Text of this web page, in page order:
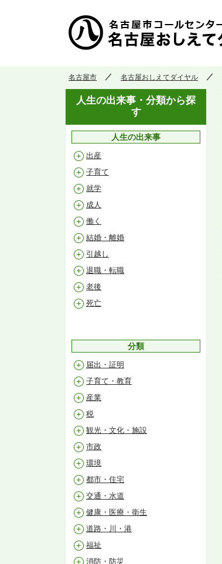
名古屋市 名古屋おしえてダイヤル
人生の出来事・分類から探
す
人生の出来事
出産
子育て
就学
成人
働く
結婚・離婚
引越し
退職・転職
老後
死亡
分類
届出・証明
子育て・教育
産業
税
観光・文化・施設
市政
環境
都市・住宅
交通・水道
健康・医療・衛生
道路・川・港
福祉
消防・防災